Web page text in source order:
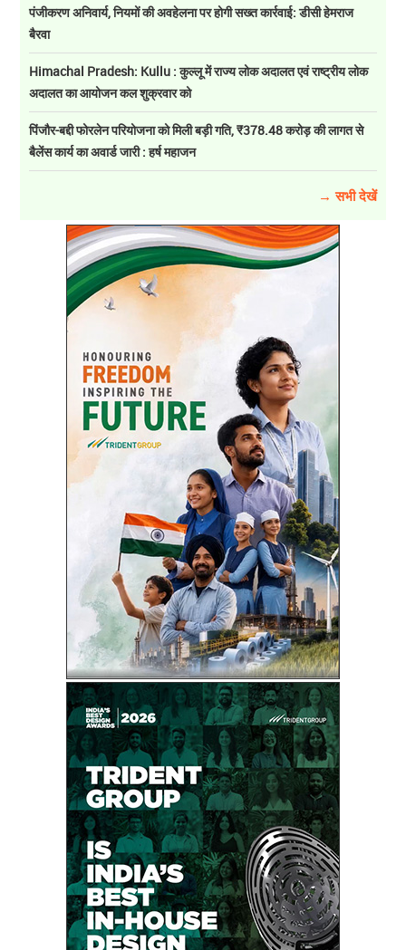
पंजीकरण अनिवार्य, नियमों की अवहेलना पर होगी सख्त कार्रवाई: डीसी हेमराज
बैरवा
Himachal Pradesh: Kullu : कुल्लू में राज्य लोक अदालत एवं राष्ट्रीय लोक
अदालत का आयोजन कल शुक्रवार को
पिंजौर-बद्दी फोरलेन परियोजना को मिली बड़ी गति, ₹378.48 करोड़ की लागत से
बैलेंस कार्य का अवार्ड जारी : हर्ष महाजन
→ सभी देखें